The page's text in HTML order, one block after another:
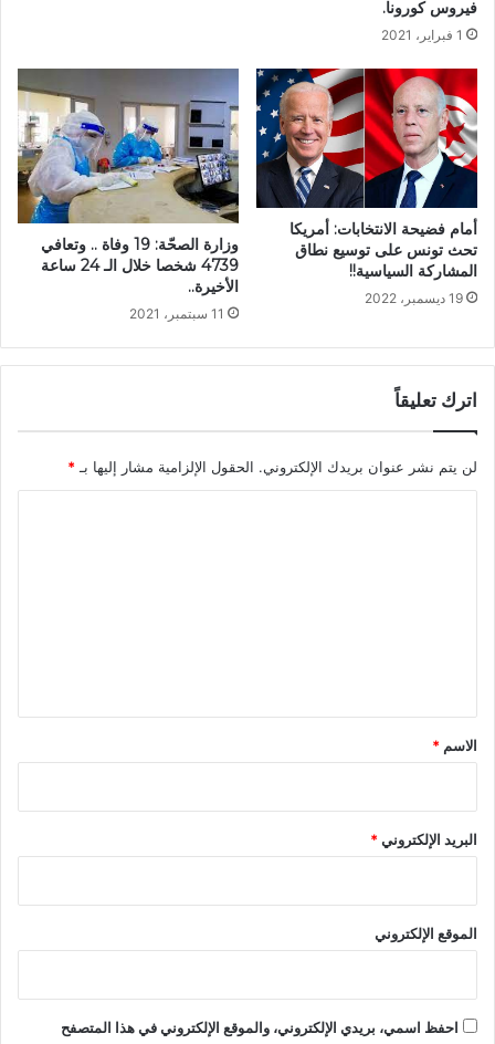
فيروس كورونا.
1 فبراير، 2021
أمام فضيحة الانتخابات: أمريكا
تحث تونس على توسيع نطاق
المشاركة السياسية!!
19 ديسمبر، 2022
وزارة الصحّة: 19 وفاة .. وتعافي
4739 شخصا خلال الـ 24 ساعة
الأخيرة..
11 سبتمبر، 2021
اترك تعليقاً
لن يتم نشر عنوان بريدك الإلكتروني. الحقول الإلزامية مشار إليها بـ *
*
الاسم *
البريد الإلكتروني*
الموقع الإلكتروني
احفظ اسمي، بريدي الإلكتروني، والموقع الإلكتروني في هذا المتصفح